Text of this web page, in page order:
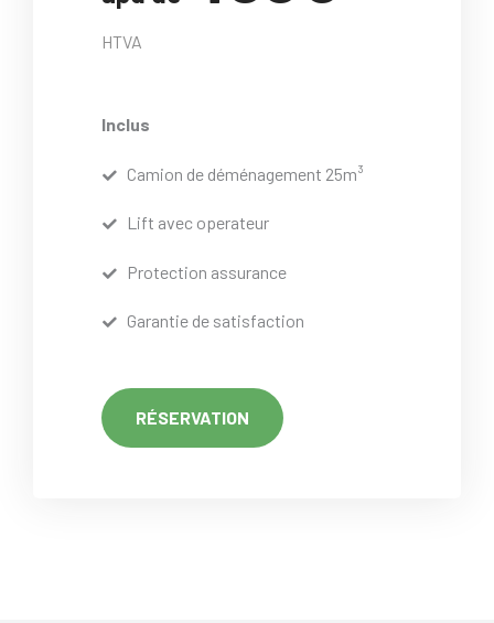
HTVA
Inclus
Camion de déménagement 25m³
Lift avec operateur
Protection assurance
Garantie de satisfaction
RÉSERVATION